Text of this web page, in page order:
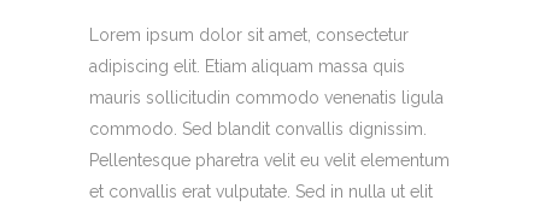
Lorem ipsum dolor sit amet, consectetur
adipiscing elit. Etiam aliquam massa quis
mauris sollicitudin commodo venenatis ligula
commodo. Sed blandit convallis dignissim.
Pellentesque pharetra velit eu velit elementum
et convallis erat vulputate. Sed in nulla ut elit